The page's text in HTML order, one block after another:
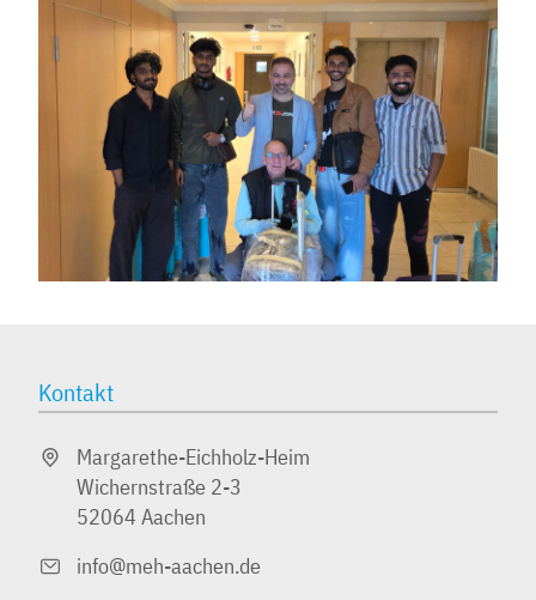
Kontakt
Margarethe-Eichholz-Heim
Wichernstraße 2-3
52064 Aachen
info@meh-aachen.de